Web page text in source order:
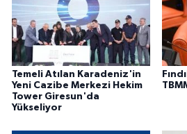
Temeli Atılan Karadeniz'in
Yeni Cazibe Merkezi Hekim
Tower Giresun'da
Yükseliyor